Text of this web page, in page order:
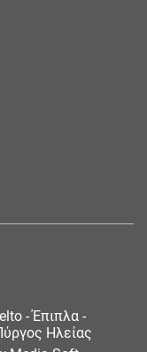
- Έπιπλα -
Ηλείας